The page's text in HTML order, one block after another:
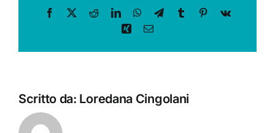
Facebook
X RedditLinkedInWhatsApp
TelegramTumblrPinterest
Vk
Xing Email
Scritto da: Loredana Cingolani